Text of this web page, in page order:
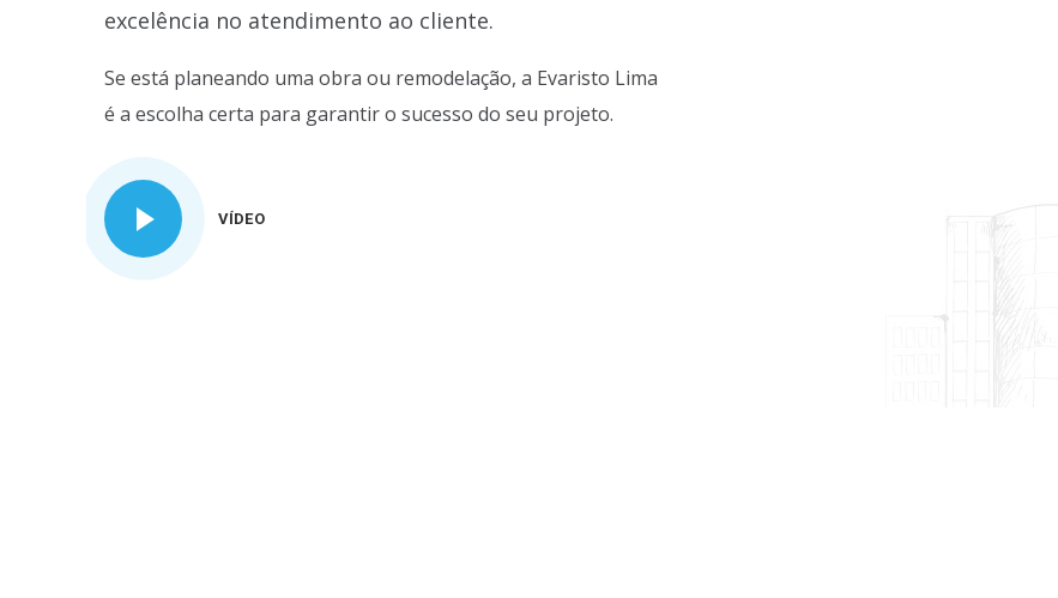
excelência no atendimento ao cliente.
Se está planeando uma obra ou remodelação, a Evaristo Lima
é a escolha certa para garantir o sucesso do seu projeto.
VÍDEO